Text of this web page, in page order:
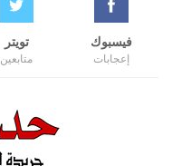
فيسبوك
إعجابات
تويتر
متابعين